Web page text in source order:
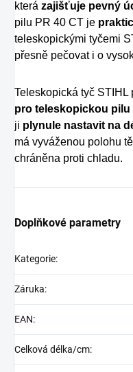
která zajišťuje pevný
pilu PR 40 CT je
teleskopickými tyčemi
přesně pečovat i o
Teleskopická tyč
pro teleskopickou pilu
ji plynule nastavit na
má vyváženou polohu
chráněna proti chladu.
Doplňkové parametry
Kategorie:
Záruka:
EAN:
Celková délka/cm: